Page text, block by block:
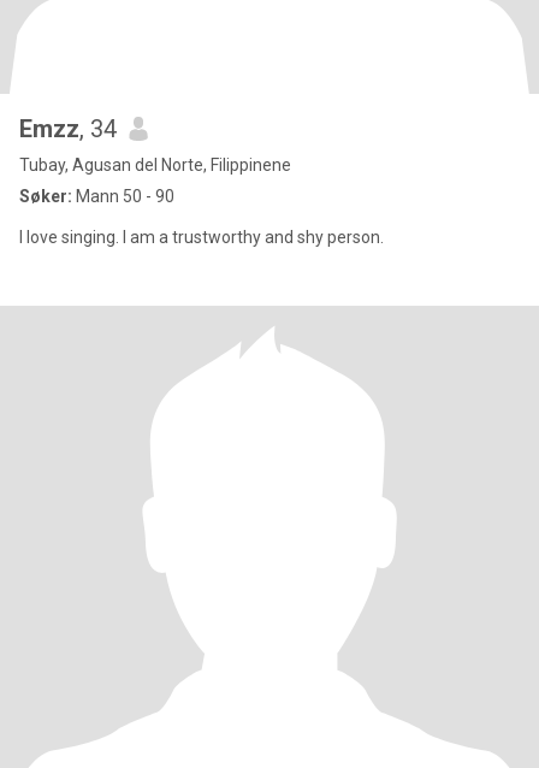
Emzz, 34
Tubay, Agusan del Norte, Filippinene
Søker: Mann 50 - 90
I love singing. I am a trustworthy and shy person.